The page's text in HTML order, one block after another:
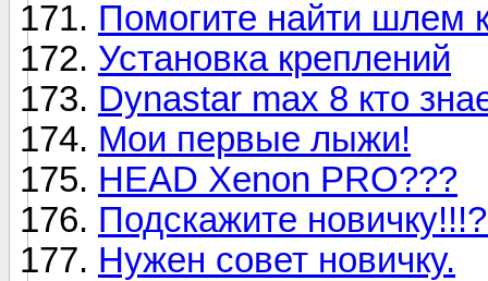
Помогите найти шлем
Установка креплений
Dynastar max 8 кто
Мои первые лыжи!
HEAD Xenon PRO???
Подскажите
Нужен совет новичку.